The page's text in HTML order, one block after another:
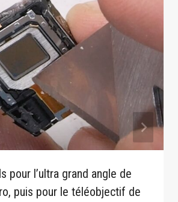
pour l’ultra grand angle de
puis pour le téléobjectif de